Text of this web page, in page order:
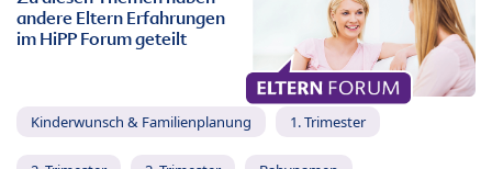
andere Eltern Erfahrungen
im HiPP Forum geteilt
Kinderwunsch & Familienplanung 1. Trimester